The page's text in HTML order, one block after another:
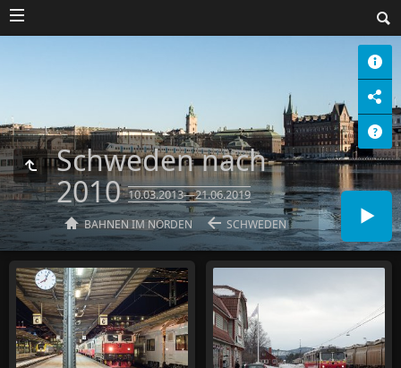
Schweden nach
201010.03.2013—21.06.2019
BAHNEN IM NORDEN SCHWEDEN